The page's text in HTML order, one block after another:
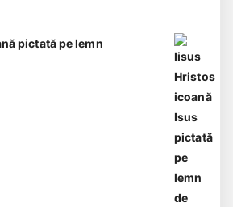
pictată pe lemn